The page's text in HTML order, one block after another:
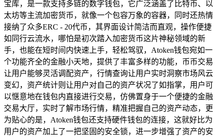
宝库，是一款支持多链的数字钱包，它广泛涵盖了比特币、以
太坊等主流加密货币，就像一个包容万象的容器，同时还热情
接纳了众多ERC - 20代币，其界面设计简洁而直观，操作便捷
如同行云流水，哪怕是初次踏入加密货币这片神秘领域的新
手，也能在短时间内快速上手，轻松驾驭，Atoken钱包宛如一
个功能齐全的金融小天地，提供了丰富多样的功能，币币交易
让用户能够灵活调配资产，行情查询让用户实时洞察市场风云
变幻，资产统计则让用户对自己的资产状况了如指掌，用户可
以惬意地在钱包内直接进行交易，仿佛置身于一个便捷的金融
交易大厅，实时了解市场行情，精准把握自己的资产动态，更
为贴心的是，Atoken钱包还支持硬件钱包的连接，这就好比为
用户的资产加上了一把坚固的安全锁，进一步增强了资产的安